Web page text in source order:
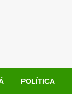
POLÍTICA